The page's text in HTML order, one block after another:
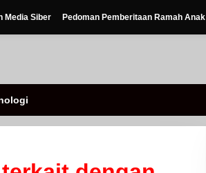
Media Siber Pedoman Pemberitaan Ramah Anak